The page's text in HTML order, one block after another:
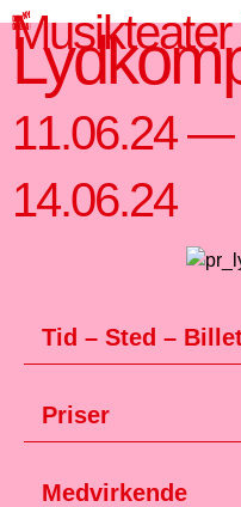
11.06.24 —
14.06.24
Tid – Sted –
Priser
Medvirkende